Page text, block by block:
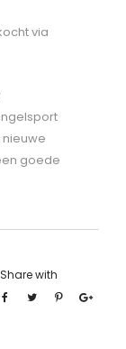
via
goede
Share with